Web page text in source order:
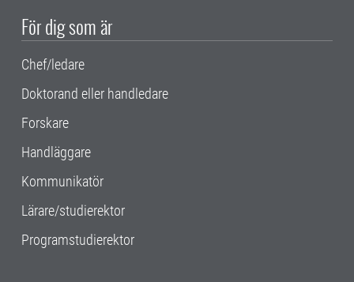
För dig som är
Chef/ledare
Doktorand eller handledare
Forskare
Handläggare
Kommunikatör
Lärare/studierektor
Programstudierektor